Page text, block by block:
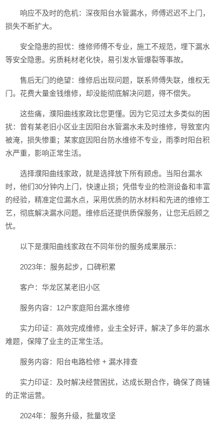
响应不及时的危机：深夜阳台水管漏水，师傅迟迟不上门，
损失不断扩大。
安全隐患的担忧：维修师傅不专业，施工不规范，埋下漏水
等安全隐患。劣质耗材老化快，易引发水管爆裂等事故。
售后无门的绝望：维修后出现问题，联系师傅失联，维权无
门。花费大量金钱维修，却没能彻底解决问题，得不偿失。
这些痛，濮阳曲线家政比您更懂。因为它见过太多类似的困
扰：曾有某老旧小区业主因阳台水管漏水未及时维修，导致室内
被淹，损失惨重；某家庭因阳台防水维修不专业，雨季时阳台积
水严重，影响正常生活。
选择濮阳曲线家政，就是选择放下所有顾虑。当阳台漏水
时，他们30分钟内上门，快速止损；凭借专业的检测设备和丰富
的经验，精准定位漏水点，采用优质的防水材料和先进的维修工
艺，彻底解决漏水问题。维修后还提供质保服务，让您无后顾之
忧。
以下是濮阳曲线家政在不同年份的服务成果展示：
2023年：服务起步，口碑积累
客户：华龙区某老旧小区
服务内容：12户家庭阳台漏水维修
实力印证：高效完成维修，业主全好评，解决了多年的漏水
难题，保障了业主的正常生活。
服务内容：阳台电路检修 + 漏水排查
实力印证：及时解决经营困扰，达成长期合作，确保了商铺
的正常运营。
2024年：服务升级，批量攻坚